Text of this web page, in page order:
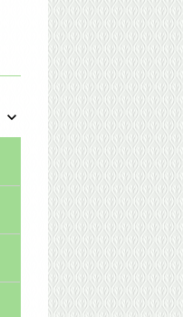
keyboard_arrow_down